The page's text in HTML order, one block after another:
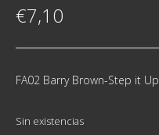
€7,10
FA02 Barry Brown-Step it Up
Sin existencias